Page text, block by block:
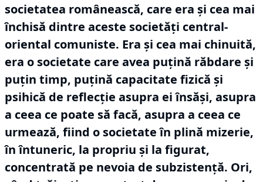
societatea românească, care era și cea mai
închisă dintre aceste societăți central-
oriental comuniste. Era și cea mai chinuită,
era o societate care avea puțină răbdare și
puțin timp, puțină capacitate fizică și
psihică de reflecție asupra ei însăși, asupra
a ceea ce poate să facă, asupra a ceea ce
urmează, fiind o societate în plină mizerie,
în întuneric, la propriu și la figurat,
concentrată pe nevoia de subzistență. Ori,